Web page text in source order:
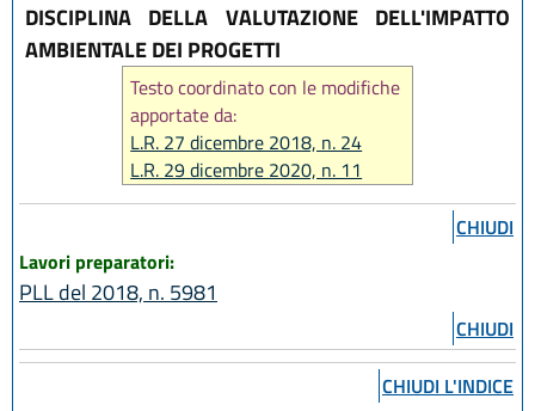
DISCIPLINA DELLA VALUTAZIONE DELL'IMPATTO
AMBIENTALE DEI PROGETTI
Testo coordinato con le modifiche
apportate da:
L.R. 27 dicembre 2018, n. 24
L.R. 29 dicembre 2020, n. 11
L.R. 12 luglio 2023, n. 7
L.R. 31 marzo 2025, n. 2
L.R. 28 luglio 2026, n. 9
CHIUDI
Lavori preparatori:
PLL del 2018, n. 5981
CHIUDI
CHIUDI L'INDICE